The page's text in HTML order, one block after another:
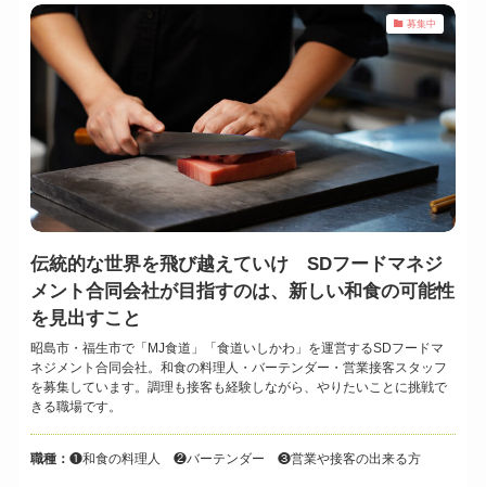
募集中
伝統的な世界を飛び越えていけ SDフードマネジ
メント合同会社が目指すのは、新しい和食の可能性
を見出すこと
昭島市・福生市で「MJ食道」「食道いしかわ」を運営するSDフードマ
ネジメント合同会社。和食の料理人・バーテンダー・営業接客スタッフ
を募集しています。調理も接客も経験しながら、やりたいことに挑戦で
きる職場です。
職種： ❶和食の料理人 ❷バーテンダー ❸営業や接客の出来る方